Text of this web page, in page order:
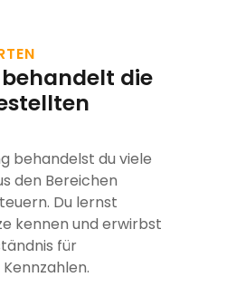
die
behandelst du viele
den Bereichen
Du lernst
kennen und erwirbst
für